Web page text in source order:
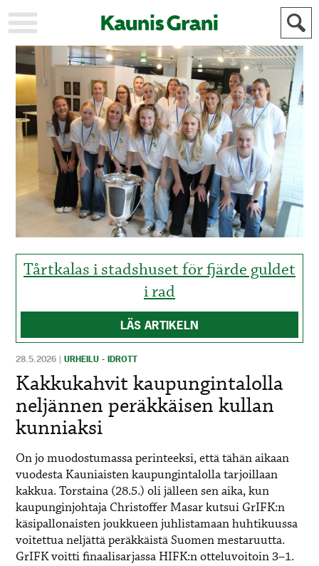
KAUPUNKI
STADEN
AJANKOHTAISTA
AKTUELLT
URHEILU
IDROTT
KULTTUURI
KULTUR
HISTORIA
HISTORIA
YLEINEN
ALLMÄN
MAINOSTAJILLE
FÖR
ANNONSÖRER
Tårtkalas i stadshuset för fjärde guldet
i rad
LÄS ARTIKELN
28.5.2026 |URHEILU - IDROTT
Kakkukahvit kaupungintalolla
neljännen peräkkäisen kullan
kunniaksi
On jo muodostumassa perinteeksi, että tähän aikaan
vuodesta Kauniaisten kaupungintalolla tarjoillaan
kakkua. Torstaina (28.5.) oli jälleen sen aika, kun
kaupunginjohtaja Christoffer Masar kutsui GrIFK:n
käsipallonaisten joukkueen juhlistamaan huhtikuussa
voitettua neljättä peräkkäistä Suomen mestaruutta.
GrIFK voitti finaalisarjassa HIFK:n otteluvoitoin 3–1.